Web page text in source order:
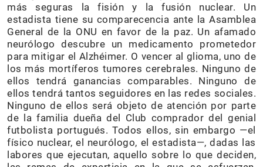
más seguras la fisión y la fusión nuclear. Un
estadista tiene su comparecencia ante la Asamblea
General de la ONU en favor de la paz. Un afamado
neurólogo descubre un medicamento prometedor
para mitigar el Alzhéimer. O vencer al glioma, uno de
los más mortíferos tumores cerebrales. Ninguno de
ellos tendrá ganancias comparables. Ninguno de
ellos tendrá tantos seguidores en las redes sociales.
Ninguno de ellos será objeto de atención por parte
de la familia dueña del Club comprador del genial
futbolista portugués. Todos ellos, sin embargo —el
físico nuclear, el neurólogo, el estadista—, dadas las
labores que ejecutan, aquello sobre lo que deciden,